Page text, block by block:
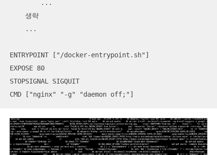
    생략
    ...
ENTRYPOINT ["/docker-entrypoint.sh"]
EXPOSE 80
STOPSIGNAL SIGQUIT
CMD ["nginx" "-g" "daemon off;"]